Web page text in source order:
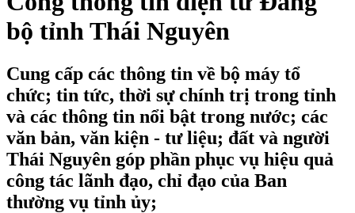
bộ tỉnh Thái Nguyên
Cung cấp các thông tin về bộ máy tổ
chức; tin tức, thời sự chính trị trong tỉnh
và các thông tin nổi bật trong nước; các
văn bản, văn kiện - tư liệu; đất và người
Thái Nguyên góp phần phục vụ hiệu quả
công tác lãnh đạo, chỉ đạo của Ban
thường vụ tỉnh ủy;